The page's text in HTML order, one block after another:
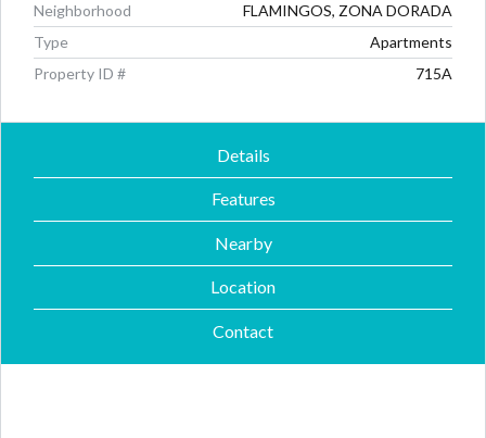
Neighborhood
FLAMINGOS, ZONA DORADA
Type
Apartments
Property ID #
715A
Details
Features
Nearby
Location
Contact